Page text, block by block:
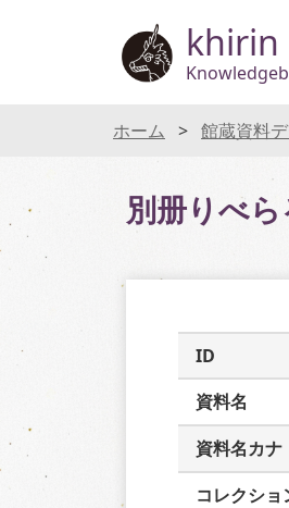
khirin
ホーム 館蔵資料
別册りべら
ID
資料名
資料名カナ
コレクショ